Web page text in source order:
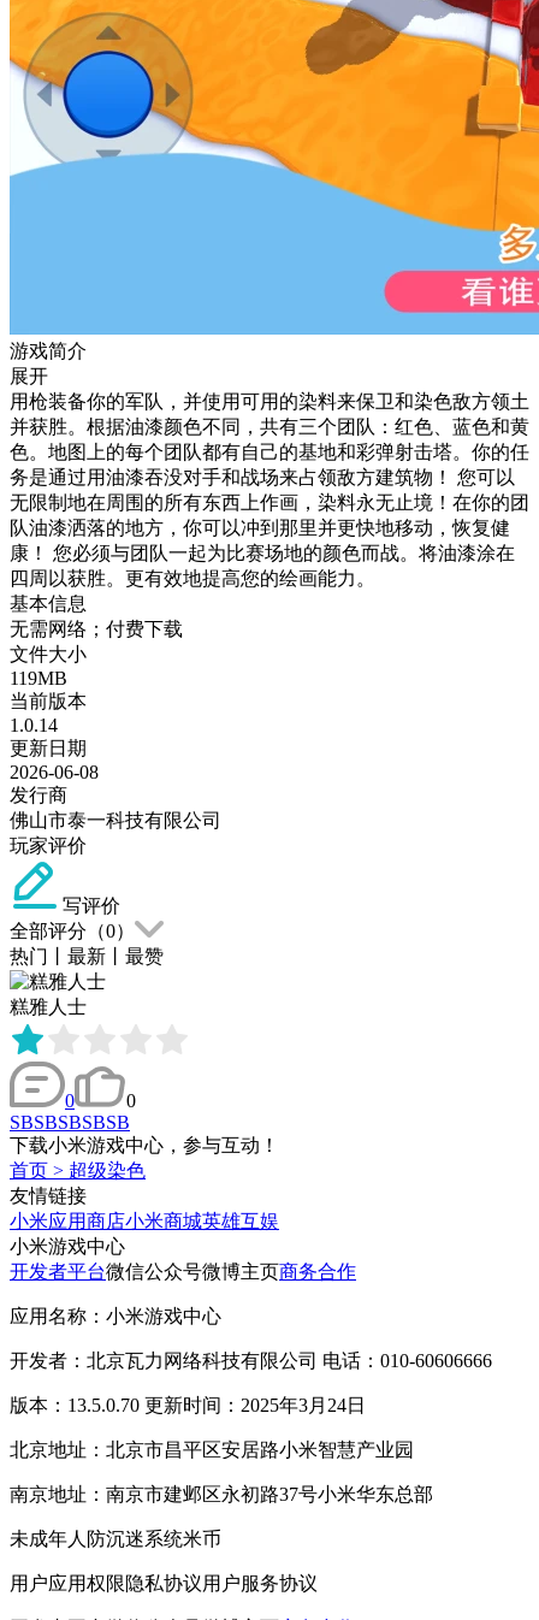
游戏简介
展开
用枪装备你的军队，并使用可用的染料来保卫和染色敌方领土
并获胜。根据油漆颜色不同，共有三个团队：红色、蓝色和黄
色。地图上的每个团队都有自己的基地和彩弹射击塔。你的任
务是通过用油漆吞没对手和战场来占领敌方建筑物！ 您可以
无限制地在周围的所有东西上作画，染料永无止境！在你的团
队油漆洒落的地方，你可以冲到那里并更快地移动，恢复健
康！ 您必须与团队一起为比赛场地的颜色而战。将油漆涂在
四周以获胜。更有效地提高您的绘画能力。
基本信息
无需网络；付费下载
文件大小
119MB
当前版本
1.0.14
更新日期
2026-06-08
发行商
佛山市泰一科技有限公司
玩家评价
写评价
全部评分（0）
热门
最新 最赞
糕雅人士
0
0
SBSBSBSBSB
下载小米游戏中心，参与互动！
首页 > 超级染色
友情链接
小米应用商店小米商城英雄互娱
小米游戏中心
开发者平台微信公众号微博主页商务合作
应用名称：小米游戏中心
开发者：北京瓦力网络科技有限公司 电话：010-60606666
版本：13.5.0.70 更新时间：2025年3月24日
北京地址：北京市昌平区安居路小米智慧产业园
南京地址：南京市建邺区永初路37号小米华东总部
未成年人防沉迷系统米币
用户应用权限隐私协议用户服务协议